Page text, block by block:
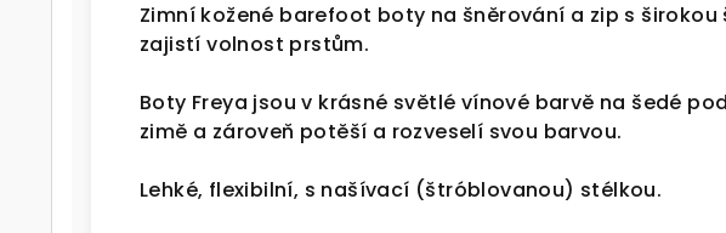
Zimní kožené barefoot boty na šněrování a zip s
zajistí volnost prstům.
Boty Freya jsou v krásné světlé vínové barvě na šedé
zimě a zároveň potěší a rozveselí svou barvou.
Lehké, flexibilní, s našívací (štróblovanou) stélkou.